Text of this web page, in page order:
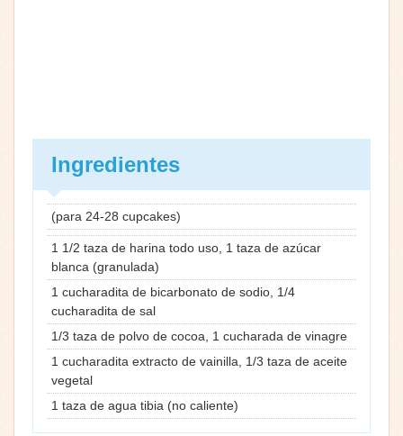
Ingredientes
(para 24-28 cupcakes)
1 1/2 taza de harina todo uso, 1 taza de azúcar
blanca (granulada)
1 cucharadita de bicarbonato de sodio, 1/4
cucharadita de sal
1/3 taza de polvo de cocoa, 1 cucharada de vinagre
1 cucharadita extracto de vainilla, 1/3 taza de aceite
vegetal
1 taza de agua tibia (no caliente)